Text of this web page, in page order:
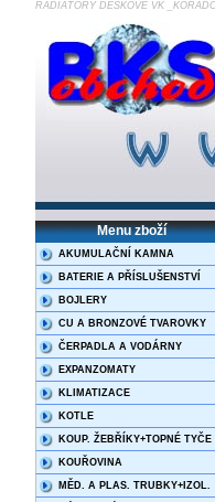
RADIÁTORY DESKOVÉ VK
Menu zboží
AKUMULAČNÍ KAMNA
BATERIE A PŘÍSLUŠENSTVÍ
BOJLERY
CU A BRONZOVÉ TVAROVKY
ČERPADLA A VODÁRNY
EXPANZOMATY
KLIMATIZACE
KOTLE
KOUP. ŽEBŘÍKY+TOPNÉ TYČE
KOUŘOVINA
MĚD. A PLAS. TRUBKY+IZOL.